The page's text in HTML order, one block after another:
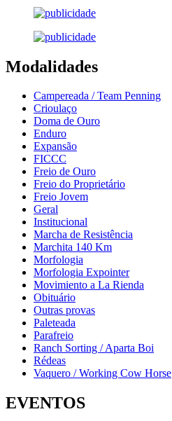
Modalidades
Campereada / Team Penning
Crioulaço
Doma de Ouro
Enduro
Expansão
FICCC
Freio de Ouro
Freio do Proprietário
Freio Jovem
Geral
Institucional
Marcha de Resistência
Marchita 140 Km
Morfologia
Morfologia Expointer
Movimiento a La Rienda
Obituário
Outras provas
Paleteada
Parafreio
Ranch Sorting / Aparta Boi
Rédeas
Vaquero / Working Cow Horse
EVENTOS